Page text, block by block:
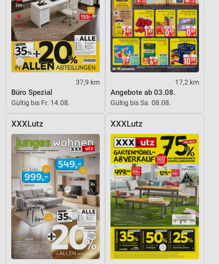
37,9 km
Büro Spezial
Gültig bis Fr. 14.08.
17,2 km
Angebote ab 03.08.
Gültig bis Sa. 08.08.
XXXLutz XXXLutz